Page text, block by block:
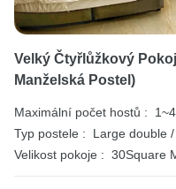
Velký Čtyřlůžkový
Manželská Postel)
Maximální počet hostů :
Typ postele :
Large double
Velikost pokoje : 30Square